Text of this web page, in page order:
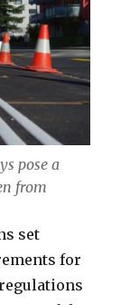
pose a
from
set
for